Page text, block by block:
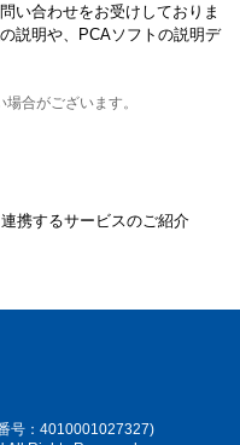
い合わせをお受けしておりま
説明や、PCAソフトの説明デ
合がございます。
携するサービスのご紹介
号：4010001027327)